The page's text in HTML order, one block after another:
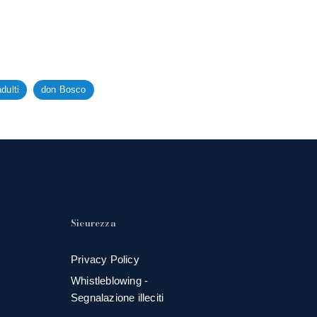
don Bosco
Sicurezza
Privacy Policy
Whistleblowing -
Segnalazione illeciti